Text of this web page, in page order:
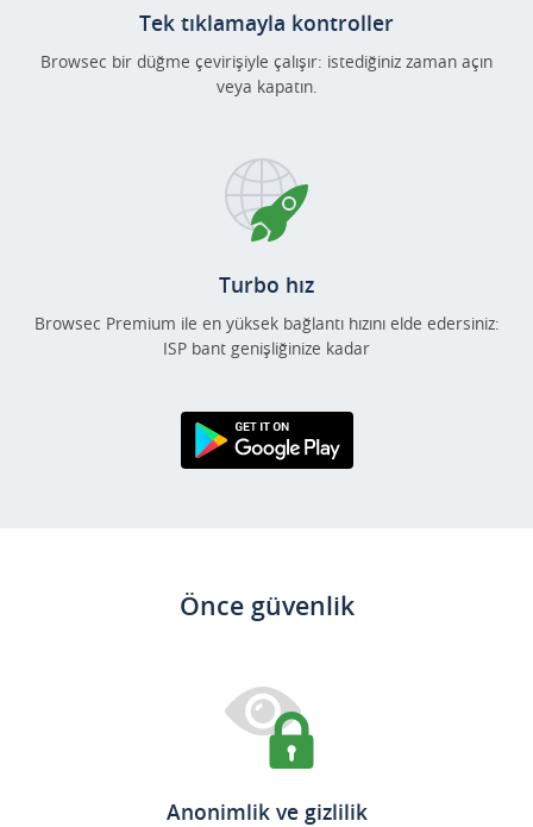
Tek tıklamayla kontroller
Browsec bir düğme çevirişiyle çalışır: istediğiniz zaman açın
veya kapatın.
Turbo hız
Browsec Premium ile en yüksek bağlantı hızını elde edersiniz:
ISP bant genişliğinize kadar
Önce güvenlik
Anonimlik ve gizlilik